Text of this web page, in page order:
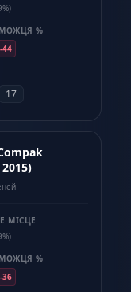
%
-44
17
МІСЦЕ
%
-36